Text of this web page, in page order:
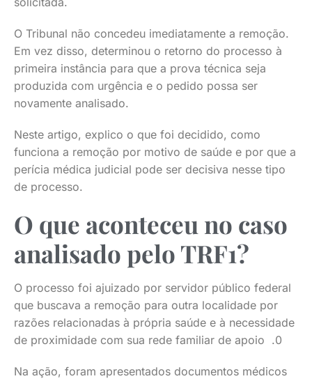
O Tribunal não concedeu imediatamente a remoção.
Em vez disso, determinou o retorno do processo à
primeira instância para que a prova técnica seja
produzida com urgência e o pedido possa ser
novamente analisado.
Neste artigo, explico o que foi decidido, como
funciona a remoção por motivo de saúde e por que a
perícia médica judicial pode ser decisiva nesse tipo
de processo.
O que aconteceu no caso
analisado pelo TRF1?
O processo foi ajuizado por servidor público federal
que buscava a remoção para outra localidade por
razões relacionadas à própria saúde e à necessidade
de proximidade com sua rede familiar de apoio .0
Na ação, foram apresentados documentos médicos